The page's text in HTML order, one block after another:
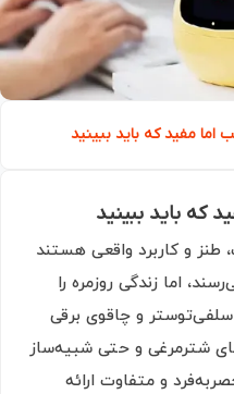
که باید ببینید
ببینید
کاربرد واقعی هستند
زندگی روزمره را
و چاقوی برقی
و حتی شبیه‌ساز
و متفاوت ارائه